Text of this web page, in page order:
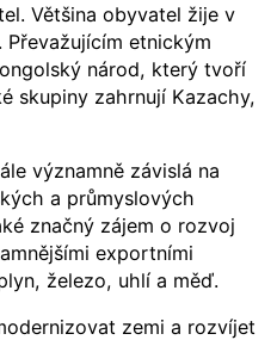
Většina obyvatel žije v
Převažujícím etnickým
národ, který tvoří
skupiny zahrnují Kazachy,
významně závislá na
a průmyslových
značný zájem o rozvoj
exportními
železo, uhlí a měď.
zemi a rozvíjet